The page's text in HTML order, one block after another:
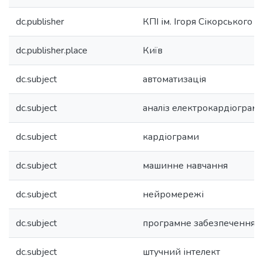
dc.publisher КПІ ім. Ігоря Сікорського
dc.publisher.place Київ
dc.subject автоматизація
dc.subject аналіз електрокардіограм
dc.subject кардіограми
dc.subject машинне навчання
dc.subject нейромережі
dc.subject програмне забезпечення
dc.subject штучний інтелект